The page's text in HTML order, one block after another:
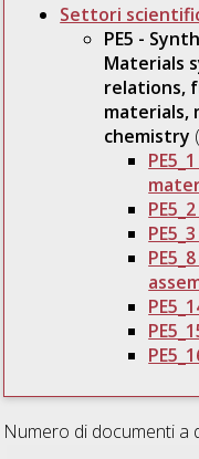
Settori
PE5 -
Materials
relations,
materials,
chemistry
Numero di documenti a